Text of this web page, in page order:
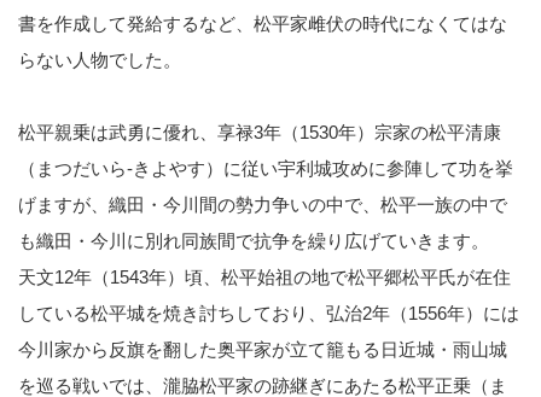
書を作成して発給するなど、松平家雌伏の時代になくてはな
らない人物でした。
松平親乗は武勇に優れ、享禄3年（1530年）宗家の松平清康
（まつだいら-きよやす）に従い宇利城攻めに参陣して功を挙
げますが、織田・今川間の勢力争いの中で、松平一族の中で
も織田・今川に別れ同族間で抗争を繰り広げていきます。
天文12年（1543年）頃、松平始祖の地で松平郷松平氏が在住
している松平城を焼き討ちしており、弘治2年（1556年）には
今川家から反旗を翻した奥平家が立て籠もる日近城・雨山城
を巡る戦いでは、瀧脇松平家の跡継ぎにあたる松平正乗（ま